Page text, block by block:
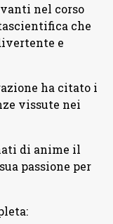
nel corso
che
e
ha citato i
vissute nei
di anime il
passione per